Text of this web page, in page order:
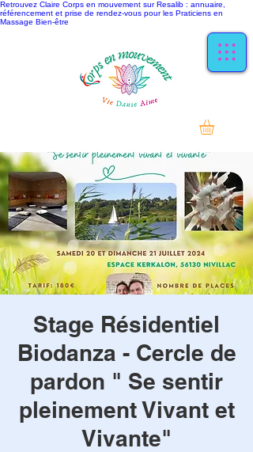
Retrouvez Claire Corps en mouvement sur Resalib : annuaire,
référencement et prise de rendez-vous pour les Praticiens en
Massage Bien-être
Stage Résidentiel
Biodanza - Cercle de
pardon " Se sentir
pleinement Vivant et
Vivante"